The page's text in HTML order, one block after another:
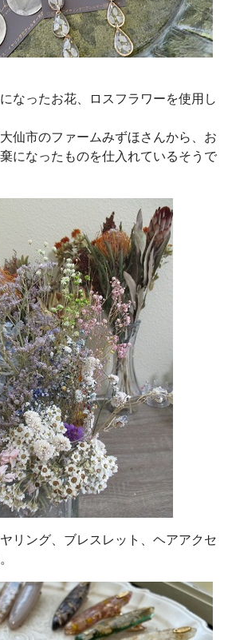
なったお花、ロスフラワーを使用し
仙市のファームみずほさんから、お
になったものを仕入れているそうで
リング、ブレスレット、ヘアアクセ